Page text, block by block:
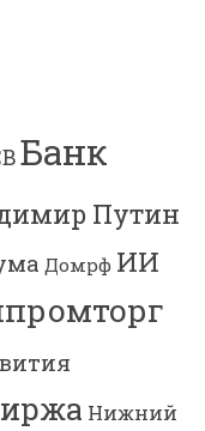
Банк
Путин
Домрф ИИ
Нижний